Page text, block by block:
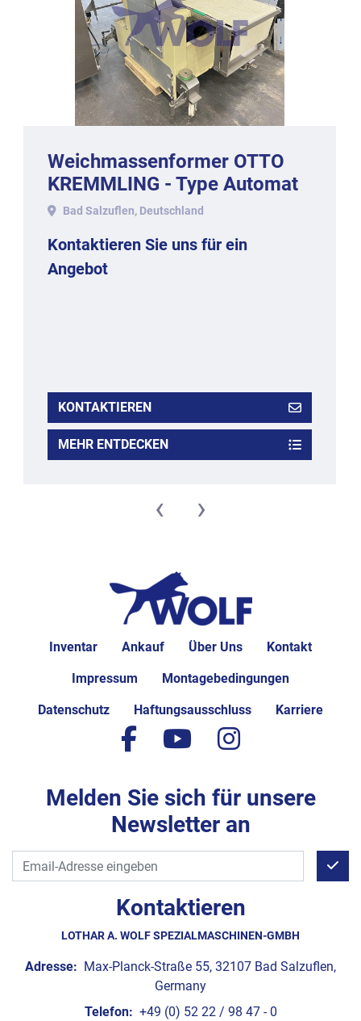
Weichmassenformer OTTO
KREMMLING - Type Automat
TBA-600/1 Baujahr 2004.
Bad Salzuflen, Deutschland
Kontaktieren Sie uns für ein
Angebot
KONTAKTIEREN
MEHR ENTDECKEN
‹ ›
Inventar Ankauf Über Uns Kontakt
Impressum Montagebedingungen
Datenschutz Haftungsausschluss Karriere
Kontaktieren
LOTHAR A. WOLF SPEZIALMASCHINEN-GMBH
Adresse: Max-Planck-Straße 55, 32107 Bad Salzuflen,
Germany
Telefon: +49 (0) 52 22 / 98 47 - 0
facebook
youtubeinstagram
Melden Sie sich für unsere
Newsletter an